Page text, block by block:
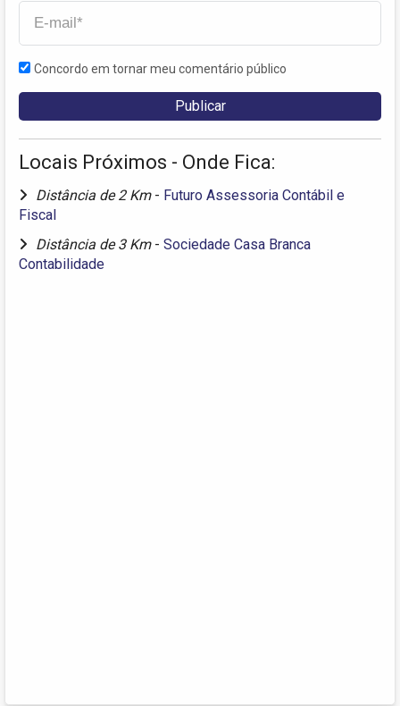
Concordo em tornar meu comentário público
Locais Próximos - Onde Fica:
Distância de 2 Km - Futuro Assessoria Contábil e
Fiscal
Distância de 3 Km - Sociedade Casa Branca
Contabilidade